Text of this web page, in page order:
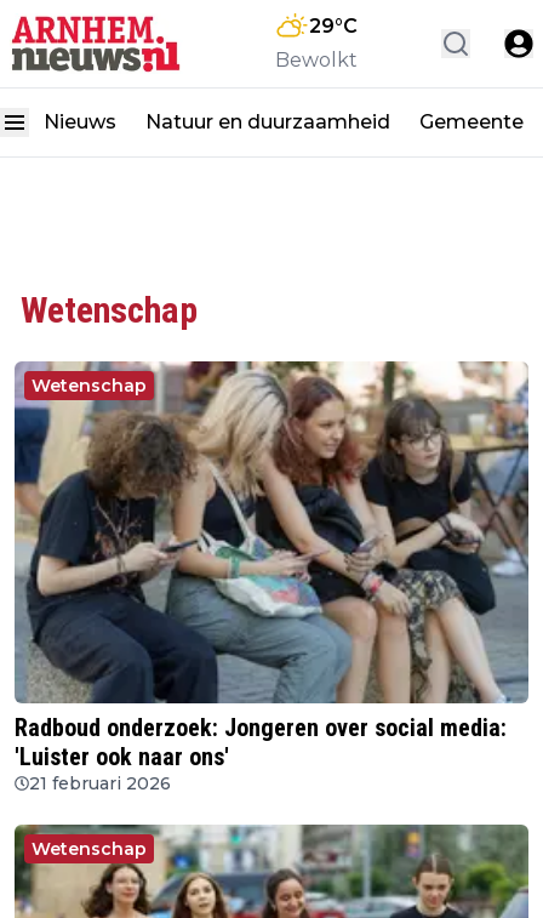
29°C
Bewolkt
Nieuws Natuur en duurzaamheid Gemeente
Wetenschap
Wetenschap
Radboud onderzoek: Jongeren over social media:
'Luister ook naar ons'
21 februari 2026
Wetenschap